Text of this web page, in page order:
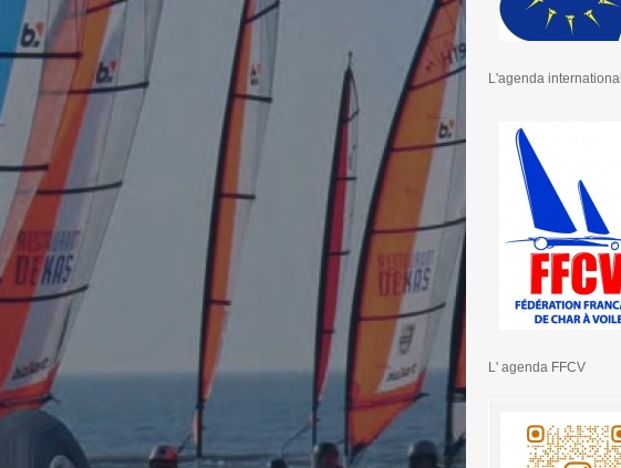
L'agenda international
L' agenda FFCV